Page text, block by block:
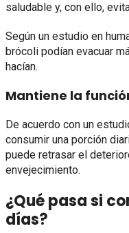
saludable y, con ello,
Según un estudio en
brócoli podían evacuar
hacían.
Mantiene la
De acuerdo con un
consumir una porción
puede retrasar el
envejecimiento.
¿Qué pasa si
días?